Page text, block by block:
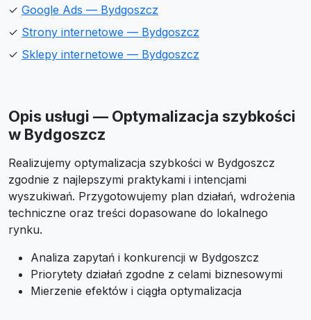
✓ Google Ads — Bydgoszcz
✓ Strony internetowe — Bydgoszcz
✓ Sklepy internetowe — Bydgoszcz
Opis usługi — Optymalizacja szybkości
w Bydgoszcz
Realizujemy optymalizacja szybkości w Bydgoszcz
zgodnie z najlepszymi praktykami i intencjami
wyszukiwań. Przygotowujemy plan działań, wdrożenia
techniczne oraz treści dopasowane do lokalnego
rynku.
Analiza zapytań i konkurencji w Bydgoszcz
Priorytety działań zgodne z celami biznesowymi
Mierzenie efektów i ciągła optymalizacja